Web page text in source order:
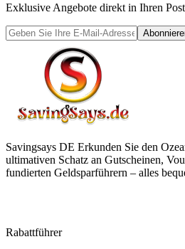
Exklusive Angebote direkt in Ihren
Savingsays DE Erkunden Sie den
ultimativen Schatz an Gutscheinen,
fundierten Geldsparführern – alles
Rabattführer